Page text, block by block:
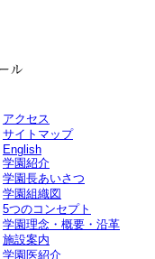
アクセス
サイトマップ
English
学園紹介
学園長あいさつ
学園組織図
5つのコンセプト
学園理念・概要・沿革
施設案内
学園医紹介